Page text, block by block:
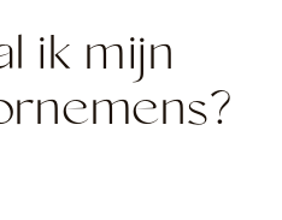
ik mijn